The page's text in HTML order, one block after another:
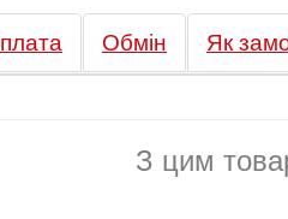
Обмін Як
З цим